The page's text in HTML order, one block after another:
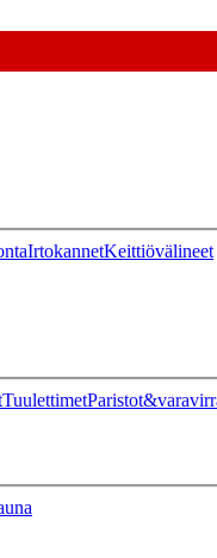
IrtokannetKeittiövälineet
Tuulettimet